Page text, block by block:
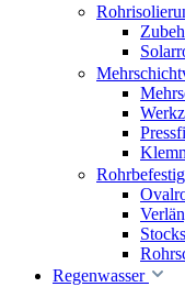
Regenwasser